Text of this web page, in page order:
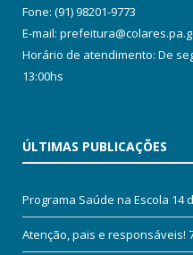
Fone: (91) 98201-9773
E-mail:
Horário de atendimento: De
13:00hs
ÚLTIMAS PUBLICAÇÕES
Programa Saúde na Escola 14
Atenção, pais e responsáveis!